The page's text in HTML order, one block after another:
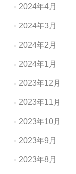
2024年4月
2024年3月
2024年2月
2024年1月
2023年12月
2023年11月
2023年10月
2023年9月
2023年8月